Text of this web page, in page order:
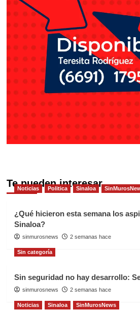
Te pueden interesar
Noticias Politica Sinaloa
¿Qué hicieron esta semana los
Sinaloa?
sinmurosnews 2 semanas hace
Sin categoría
Sin seguridad no hay desarrollo:
sinmurosnews 2 semanas hace
Noticias Sinaloa SinMurosNews